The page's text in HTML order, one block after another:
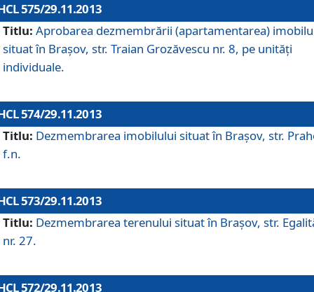
575/29.11.2013
Titlu: Aprobarea dezmembrării (apartamentarea)
situat în Braşov, str. Traian Grozăvescu nr. 8, pe unităţi
individuale.
574/29.11.2013
Titlu: Dezmembrarea imobilului situat în Braşov, str.
f.n.
573/29.11.2013
Titlu: Dezmembrarea terenului situat în Braşov, str.
nr. 27.
572/29.11.2013